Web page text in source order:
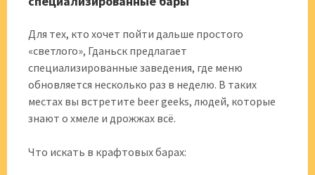
Для тех, кто хочет пойти дальше простого
«светлого», Гданьск предлагает
специализированные заведения, где меню
обновляется несколько раз в неделю. В таких
местах вы встретите beer geeks, людей, которые
знают о хмеле и дрожжах всё.
Что искать в крафтовых барах: